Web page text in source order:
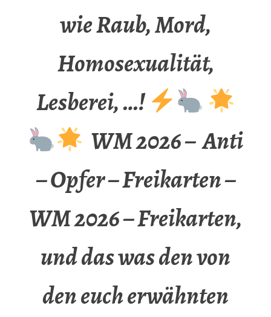
wie Raub, Mord,
Homosexualität,
Lesberei, …!
WM 2026 – Anti
– Opfer – Freikarten –
WM 2026 – Freikarten,
und das was den von
den euch erwähnten